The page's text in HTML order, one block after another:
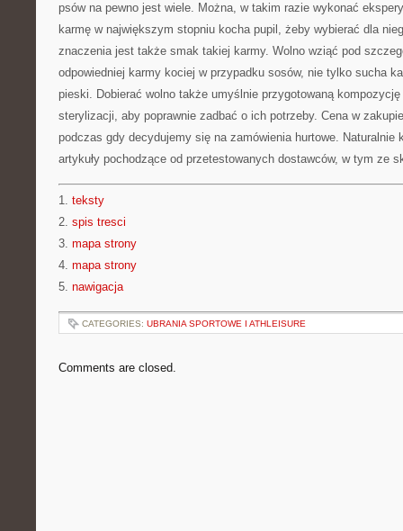
psów na pewno jest wiele. Można, w takim razie wykonać
karmę w największym stopniu kocha pupil, żeby wybierać dla
znaczenia jest także smak takiej karmy. Wolno wziąć pod
odpowiedniej karmy kociej w przypadku sosów, nie tylko sucha
pieski. Dobierać wolno także umyślnie przygotowaną
sterylizacji, aby poprawnie zadbać o ich potrzeby. Cena w
podczas gdy decydujemy się na zamówienia hurtowe. Naturalnie
artykuły pochodzące od przetestowanych dostawców, w tym ze
1. teksty
2. spis tresci
3. mapa strony
4. mapa strony
5. nawigacja
CATEGORIES: UBRANIA SPORTOWE I ATHLEISURE
Comments are closed.